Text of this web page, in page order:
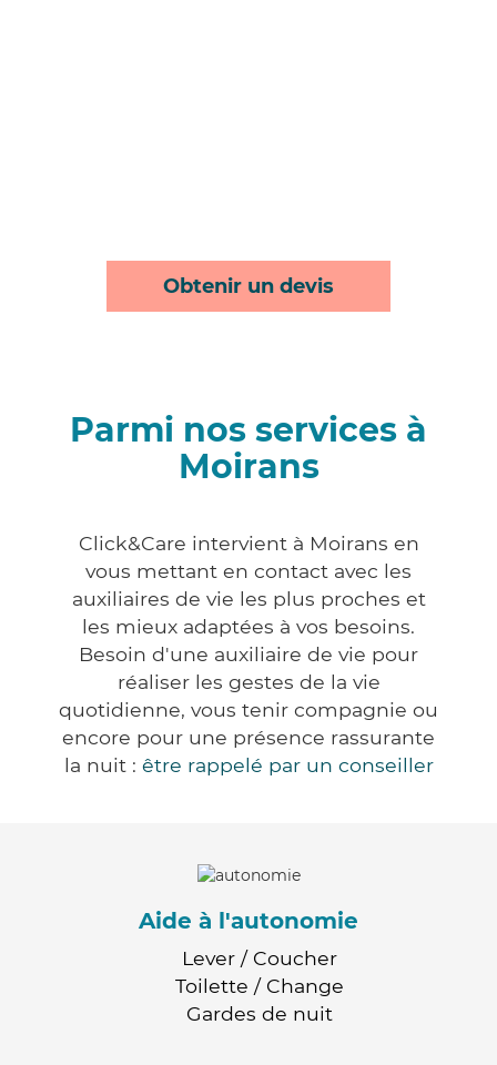
Obtenir un devis
Parmi nos services à
Moirans
Click&Care intervient à Moirans en
vous mettant en contact avec les
auxiliaires de vie les plus proches et
les mieux adaptées à vos besoins.
Besoin d'une auxiliaire de vie pour
réaliser les gestes de la vie
quotidienne, vous tenir compagnie ou
encore pour une présence rassurante
la nuit : être rappelé par un conseiller
Aide à l'autonomie
Lever / Coucher
Toilette / Change
Gardes de nuit